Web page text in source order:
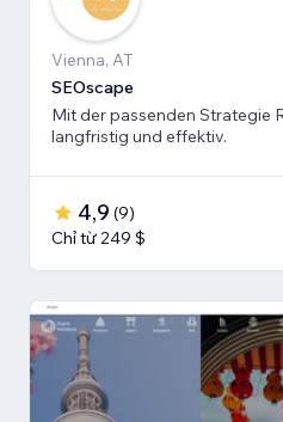
Vienna, AT
SEOscape
Mit der passenden Strategie
langfristig und effektiv.
4,9 (9)
Chỉ từ 249 $